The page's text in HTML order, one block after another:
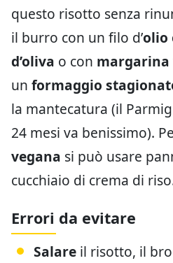
questo risotto senza
il burro con un filo d’olio
d’oliva o con margarina
un formaggio
la mantecatura (il
24 mesi va benissimo).
vegana si può usare
cucchiaio di crema di
Errori da evitare
Salare il risotto, il